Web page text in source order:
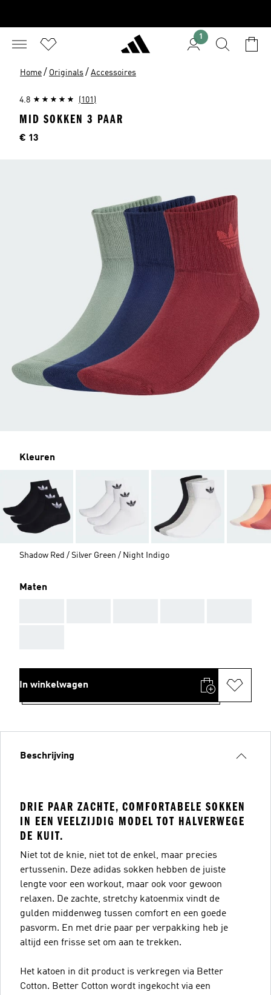
1
Home / Originals / Accessoires
4.8 (101)
MID SOKKEN 3 PAAR
Prijs
€ 13
Kleuren
Shadow Red / Silver Green / Night Indigo
Maten
In winkelwagen
Beschrijving
DRIE PAAR ZACHTE, COMFORTABELE SOKKEN
IN EEN VEELZIJDIG MODEL TOT HALVERWEGE
DE KUIT.
Niet tot de knie, niet tot de enkel, maar precies
ertussenin. Deze adidas sokken hebben de juiste
lengte voor een workout, maar ook voor gewoon
relaxen. De zachte, stretchy katoenmix vindt de
gulden middenweg tussen comfort en een goede
pasvorm. En met drie paar per verpakking heb je
altijd een frisse set om aan te trekken.
Het katoen in dit product is verkregen via Better
Cotton. Better Cotton wordt ingekocht via een